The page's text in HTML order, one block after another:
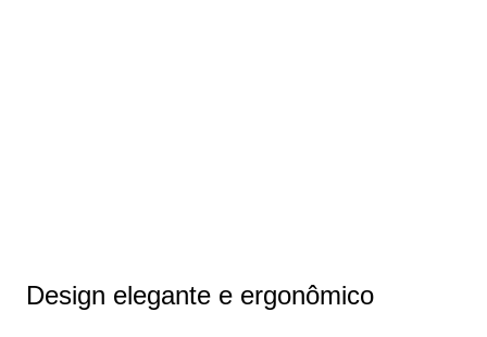
Design elegante e ergonômico